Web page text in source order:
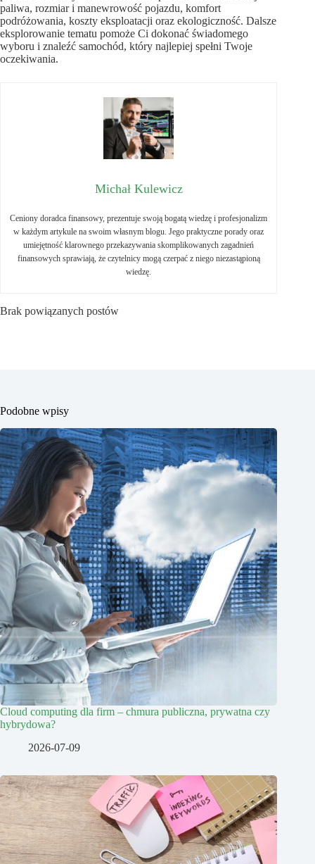
paliwa, rozmiar i manewrowość pojazdu, komfort
podróżowania, koszty eksploatacji oraz ekologiczność. Dalsze
eksplorowanie tematu pomoże Ci dokonać świadomego
wyboru i znaleźć samochód, który najlepiej spełni Twoje
oczekiwania.
Michał Kulewicz
Ceniony doradca finansowy, prezentuje swoją bogatą wiedzę i profesjonalizm
w każdym artykule na swoim własnym blogu. Jego praktyczne porady oraz
umiejętność klarownego przekazywania skomplikowanych zagadnień
finansowych sprawiają, że czytelnicy mogą czerpać z niego niezastąpioną
wiedzę.
Brak powiązanych postów
Podobne wpisy
Cloud computing dla firm – chmura publiczna, prywatna czy
hybrydowa?
2026-07-09